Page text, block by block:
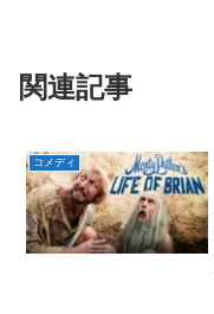
関連記事
コメディ